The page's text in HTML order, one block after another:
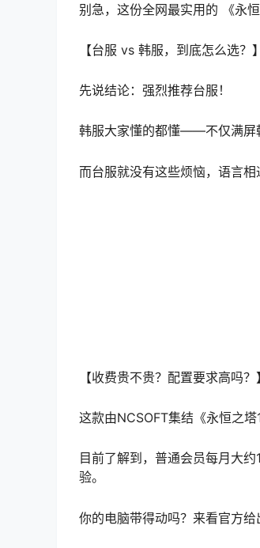
别急，这份全网最实用的 《永
【台服 vs 韩服，到底怎么选？】
先说结论：强烈推荐台服！
韩服大家懂的都懂——不仅满屏
而台服就没有这些烦恼，语言相